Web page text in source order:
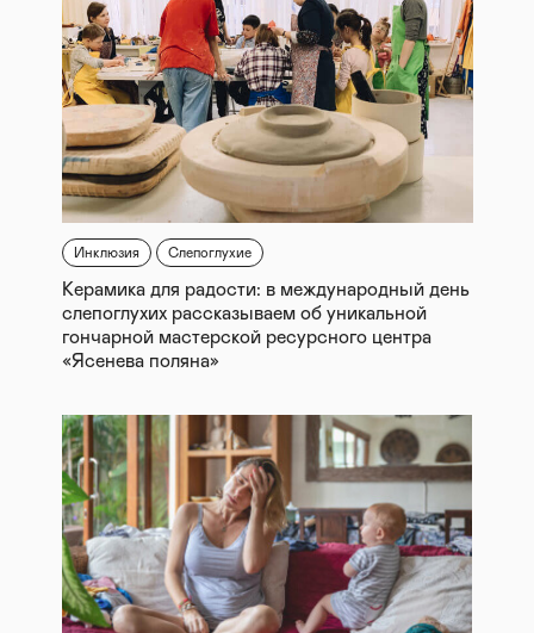
Инклюзия Слепоглухие
Керамика для радости: в международный день
слепоглухих рассказываем об уникальной
гончарной мастерской ресурсного центра
«Ясенева поляна»